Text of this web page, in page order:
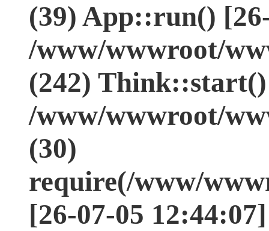
(39) App::run()
/www/wwwroot/
(242)
/www/wwwroot/
(30)
require(/www/
[26-07-05 12:44:07]